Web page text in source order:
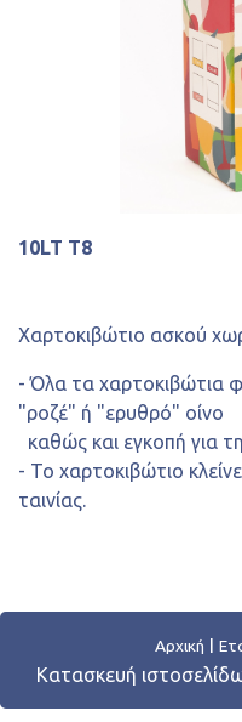
10LT T8
Χαρτοκιβώτιο ασκού
- Όλα τα χαρτοκιβώτια
"ροζέ" ή "ερυθρό" οίνο
καθώς και εγκοπή για
- Το χαρτοκιβώτιο
ταινίας.
Αρχική
Κατασκευή